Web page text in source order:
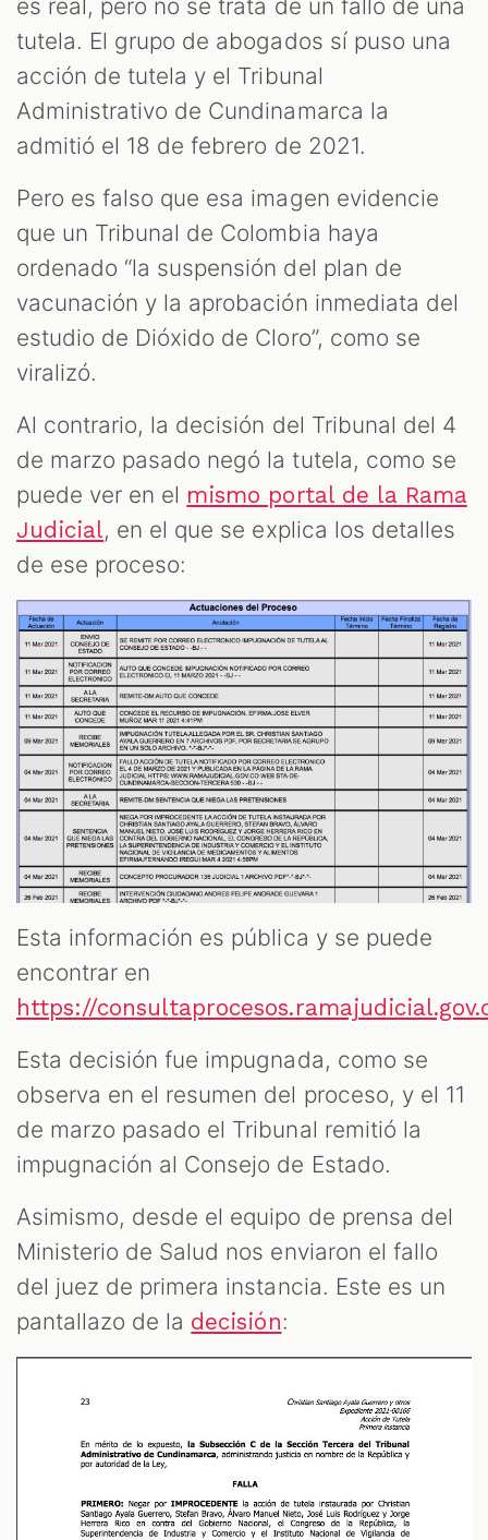
es real, pero no se trata de un fallo de una
tutela. El grupo de abogados sí puso una
acción de tutela y el Tribunal
Administrativo de Cundinamarca la
admitió el 18 de febrero de 2021.
Pero es falso que esa imagen evidencie
que un Tribunal de Colombia haya
ordenado “la suspensión del plan de
vacunación y la aprobación inmediata del
estudio de Dióxido de Cloro”, como se
viralizó.
Al contrario, la decisión del Tribunal del 4
de marzo pasado negó la tutela, como se
puede ver en el mismo portal de la Rama
Judicial, en el que se explica los detalles
de ese proceso:
Esta información es pública y se puede
encontrar en
https://
Esta decisión fue impugnada, como se
observa en el resumen del proceso, y el 11
de marzo pasado el Tribunal remitió la
impugnación al Consejo de Estado.
Asimismo, desde el equipo de prensa del
Ministerio de Salud nos enviaron el fallo
del juez de primera instancia. Este es un
pantallazo de la decisión: